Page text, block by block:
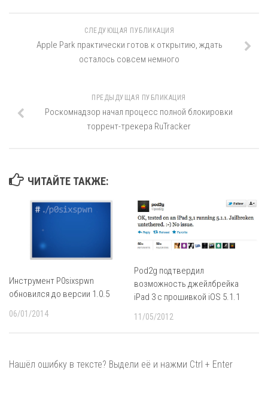
СЛЕДУЮЩАЯ ПУБЛИКАЦИЯ
Apple Park практически готов к открытию, ждать
осталось совсем немного
ПРЕДЫДУЩАЯ ПУБЛИКАЦИЯ
Роскомнадзор начал процесс полной блокировки
торрент-трекера RuTracker
ЧИТАЙТЕ ТАКЖЕ:
Инструмент P0sixspwn
обновился до версии 1.0.5
06/01/2014
Pod2g подтвердил
возможность джейлбрейка
iPad 3 с прошивкой iOS 5.1.1
11/05/2012
Нашёл ошибку в тексте? Выдели её и нажми Ctrl + Enter